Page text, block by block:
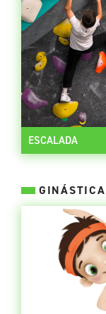
ESCALADA
GINÁSTICA